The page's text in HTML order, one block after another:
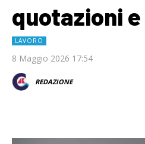
quotazioni
LAVORO
8 Maggio 2026 17:54
REDAZIONE